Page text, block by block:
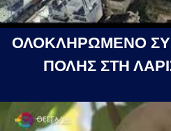
ΟΛΟΚΛΗΡΩΜΕΝΟ
ΠΟΛΗΣ ΣΤΗ